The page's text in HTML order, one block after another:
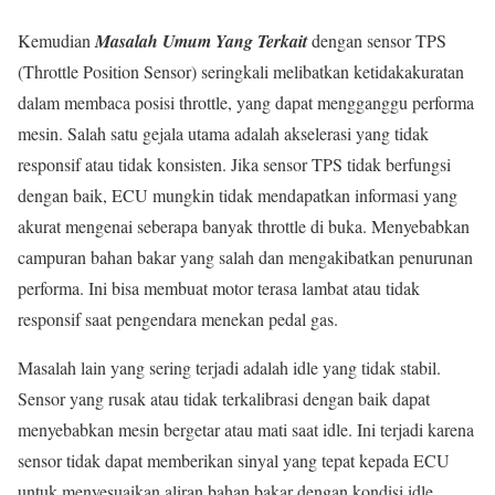
KemudianMasalah Umum Yang Terkaitdengan sensor TPS
(Throttle Position Sensor) seringkali melibatkan ketidakakuratan
dalam membaca posisi throttle, yang dapat mengganggu performa
mesin. Salah satu gejala utama adalah akselerasi yang tidak
responsif atau tidak konsisten. Jika sensor TPS tidak berfungsi
dengan baik, ECU mungkin tidak mendapatkan informasi yang
akurat mengenai seberapa banyak throttle di buka. Menyebabkan
campuran bahan bakar yang salah dan mengakibatkan penurunan
performa. Ini bisa membuat motor terasa lambat atau tidak
responsif saat pengendara menekan pedal gas.
Masalah lain yang sering terjadi adalah idle yang tidak stabil.
Sensor yang rusak atau tidak terkalibrasi dengan baik dapat
menyebabkan mesin bergetar atau mati saat idle. Ini terjadi karena
sensor tidak dapat memberikan sinyal yang tepat kepada ECU